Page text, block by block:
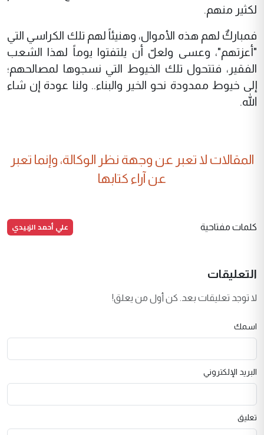
لكثير منهم.
فمباركٌ لهم هذه الأموال، وهنيئاً لهم تلك الكراسي التي
"أعزتهم"، وعسى ولعلّ أن يلتفتوا يوماً لهذا الشعب
الفقير، فتتحول تلك الخيوط التي نسجوها لمصالحهم؛
إلى خيوط ممدودة نحو الخير والبناء.. ولنا عودة إن شاء
الله.
المقالات لا تعبر عن وجهة نظر الوكالة، وإنما تعبر
عن آراء كتابها
كلمات مفتاحية علي أحمد الزبيدي
التعليقات
لا توجد تعليقات بعد. كن أول من يعلق!
اسمك
البريد الإلكتروني
تعليق